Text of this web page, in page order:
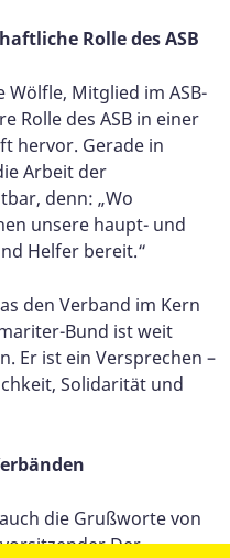
Rolle des ASB
Mitglied im ASB-
Rolle des ASB in einer
hervor. Gerade in
Arbeit der
denn: „Wo
unsere haupt- und
Helfer bereit.“
den Verband im Kern
Bund ist weit
Er ist ein Versprechen –
Solidarität und
die Grußworte von
Der